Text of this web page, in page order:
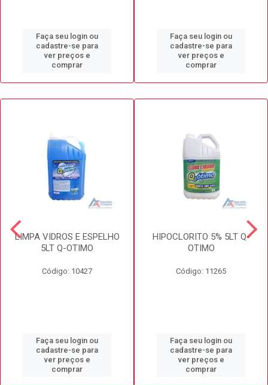
Faça seu login ou
cadastre-se para
ver preços e
comprar
Faça seu login ou
cadastre-se para
ver preços e
comprar
LIMPA VIDROS E ESPELHO
5LT Q-OTIMO
Código: 10427
Faça seu login ou
cadastre-se para
ver preços e
comprar
HIPOCLORITO 5% 5LT Q-
OTIMO
Código: 11265
Faça seu login ou
cadastre-se para
ver preços e
comprar